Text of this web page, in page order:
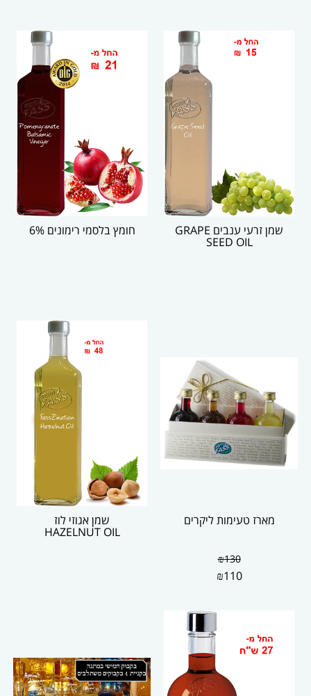
שמן זרעי ענבים GRAPE
SEED OIL
חומץ בלסמי רימונים 6%
מארז טעימות ליקרים
₪130
₪110
שמן אגוזי לוז
HAZELNUT OIL